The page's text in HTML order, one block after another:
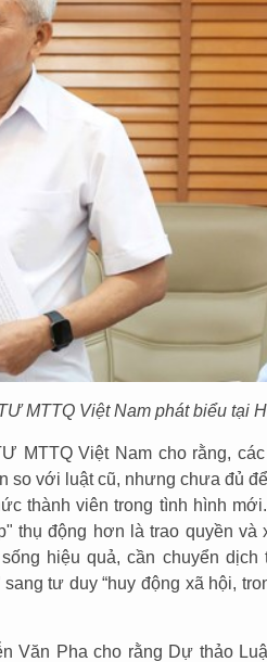
MTTQ Việt Nam phát biểu tại
MTTQ Việt Nam cho rằng,
so với luật cũ, nhưng chưa đủ
thành viên trong tình hình
thụ động hơn là trao quyền và
hiệu quả, cần chuyển dịch
tư duy “huy động xã hội,
Văn Pha cho rằng Dự thảo